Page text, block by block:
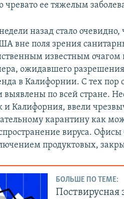
чревато ее тяжелым
назад стало очевидно,
вне поля зрения
известным очагом
ожидавшего
в Калифорнии. С тех пор
выявлены по всей стране.
и Калифорния, ввели
карантину как
вируса.
продуктовых,
БОЛЬШЕ ПО ТЕМЕ:
Поствирусная